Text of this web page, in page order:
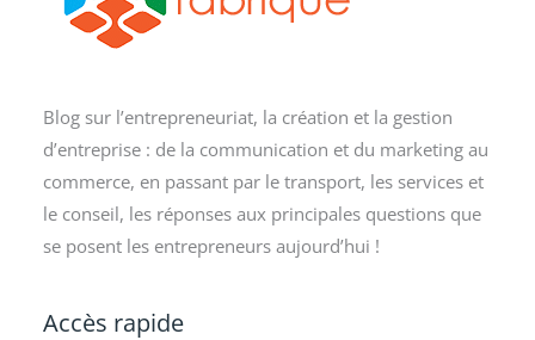
Blog sur l’entrepreneuriat, la création et la gestion
d’entreprise : de la communication et du marketing au
commerce, en passant par le transport, les services et
le conseil, les réponses aux principales questions que
se posent les entrepreneurs aujourd’hui !
Accès rapide